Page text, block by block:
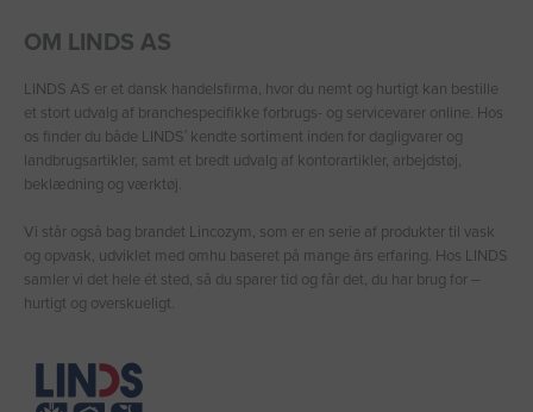
OM LINDS AS
LINDS AS er et dansk handelsfirma, hvor du nemt og hurtigt kan bestille
et stort udvalg af branchespecifikke forbrugs- og servicevarer online. Hos
os finder du både LINDS′ kendte sortiment inden for dagligvarer og
landbrugsartikler, samt et bredt udvalg af kontorartikler, arbejdstøj,
beklædning og værktøj.
Vi står også bag brandet Lincozym, som er en serie af produkter til vask
og opvask, udviklet med omhu baseret på mange års erfaring. Hos LINDS
samler vi det hele ét sted, så du sparer tid og får det, du har brug for –
hurtigt og overskueligt.